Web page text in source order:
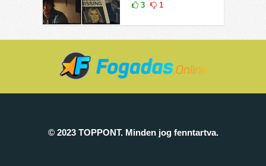
3 1
© 2023 TOPPONT. Minden jog fenntartva.